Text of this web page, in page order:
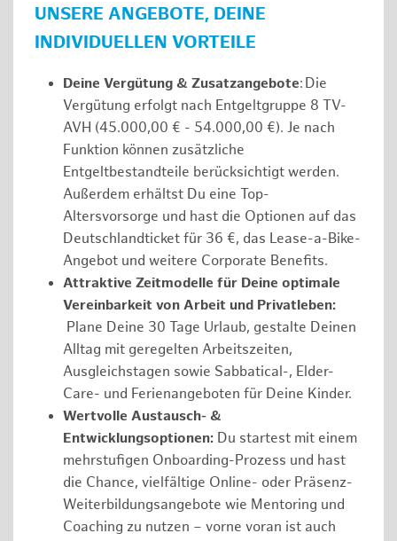
UNSERE ANGEBOTE, DEINE
INDIVIDUELLEN VORTEILE
Deine Vergütung & Zusatzangebote: Die
Vergütung erfolgt nach Entgeltgruppe 8 TV-
AVH (45.000,00 € - 54.000,00 €). Je nach
Funktion können zusätzliche
Entgeltbestandteile berücksichtigt werden.
Außerdem erhältst Du eine Top-
Altersvorsorge und hast die Optionen auf das
Deutschlandticket für 36 €, das Lease-a-Bike-
Angebot und weitere Corporate Benefits.
Attraktive Zeitmodelle für Deine optimale
Vereinbarkeit von Arbeit und Privatleben:
Plane Deine 30 Tage Urlaub, gestalte Deinen
Alltag mit geregelten Arbeitszeiten,
Ausgleichstagen sowie Sabbatical-, Elder-
Care- und Ferienangeboten für Deine Kinder.
Wertvolle Austausch- &
Entwicklungsoptionen: Du startest mit einem
mehrstufigen Onboarding-Prozess und hast
die Chance, vielfältige Online- oder Präsenz-
Weiterbildungsangebote wie Mentoring und
Coaching zu nutzen – vorne voran ist auch